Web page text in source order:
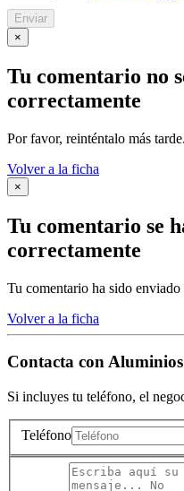
Enviar
×
Tu comentario no
correctamente
Por favor, reinténtalo más tarde.
Volver a la ficha
×
Tu comentario se
correctamente
Tu comentario ha sido
Volver a la ficha
Contacta con
Si incluyes tu teléfono, el
Teléfono